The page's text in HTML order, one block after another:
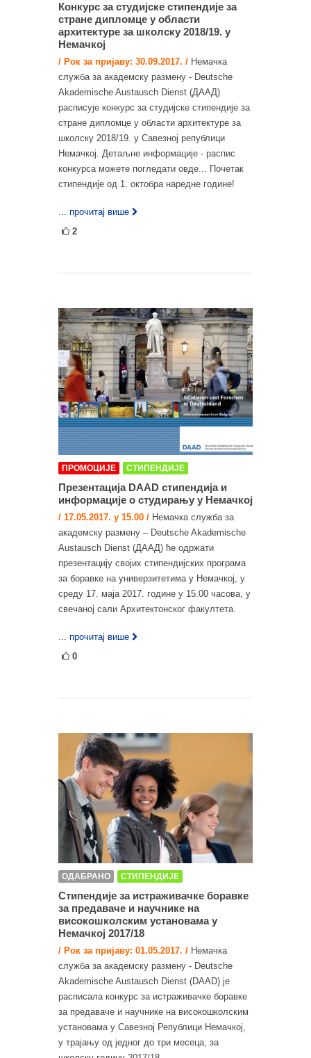
Конкурс за студијске стипендије за
стране дипломце у области
архитектуре за школску 2018/19. у
Немачкој
/ Рок за пријаву: 30.09.2017. / Немачка
служба за академску размену - Deutsche
Akademische Austausch Dienst (ДААД)
расписује конкурс за студијске стипендије за
стране дипломце у области архитектуре за
школску 2018/19. у Савезној републици
Немачкој. Детаљне информације - распис
конкурса можете погледати овде... Почетак
стипендије од 1. октобра наредне године!
... прочитај више
2
ПРОМОЦИЈЕ СТИПЕНДИЈЕ
Презентација DAAD стипендија и
информације о студирању у Немачкој
/ 17.05.2017. у 15.00 / Немачка служба за
академску размену – Deutsche Akademische
Austausch Dienst (ДААД) ће одржати
презентацију својих стипендијских програма
за боравке на универзитетима у Немачкој, у
среду 17. маја 2017. године у 15.00 часова, у
свечаној сали Архитектонског факултета.
... прочитај више
0
ОДАБРАНО СТИПЕНДИЈЕ
Стипендије за истраживачке боравке
за предаваче и научнике на
високошколским установама у
Немачкој 2017/18
/ Рок за пријаву: 01.05.2017. / Немачка
служба за академску размену - Deutsche
Akademische Austausch Dienst (DAAD) је
расписала конкурс за истраживачке боравке
за предаваче и научнике на високошколским
установама у Савезној Републици Немачкој,
у трајању од једног до три месеца, за